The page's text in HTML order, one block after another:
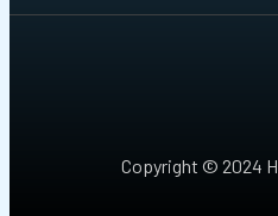
Copyright © 2024